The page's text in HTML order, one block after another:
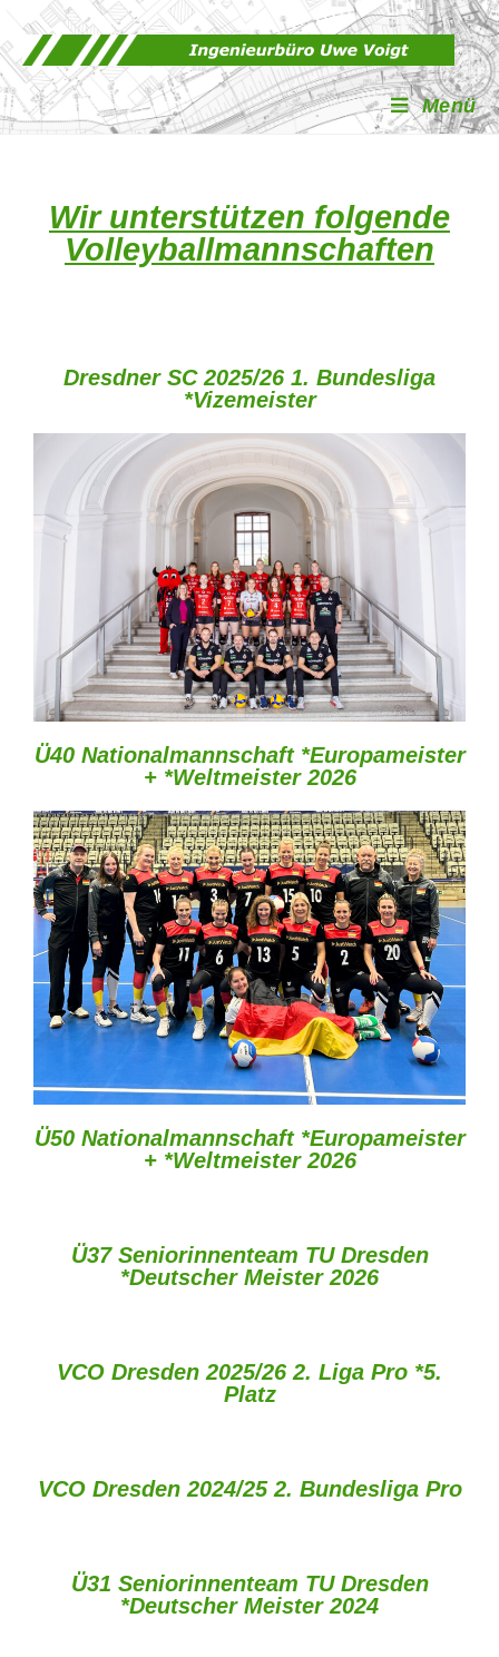
Menü
Wir unterstützen folgende
Volleyballmannschaften
Dresdner SC 2025/26 1. Bundesliga
*Vizemeister
Ü40 Nationalmannschaft *Europameister
+ *Weltmeister 2026
Ü50 Nationalmannschaft *Europameister
+ *Weltmeister 2026
Ü37 Seniorinnenteam TU Dresden
*Deutscher Meister 2026
VCO Dresden 2025/26 2. Liga Pro *5.
Platz
VCO Dresden 2024/25 2. Bundesliga Pro
Ü31 Seniorinnenteam TU Dresden
*Deutscher Meister 2024